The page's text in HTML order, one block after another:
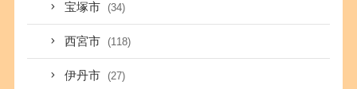
宝塚市 (34)
西宮市 (118)
伊丹市 (27)